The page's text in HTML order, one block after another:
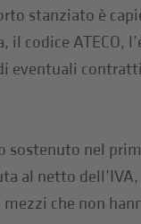
stanziato è
codice ATECO,
eventuali
sostenuto nel
al netto
che non